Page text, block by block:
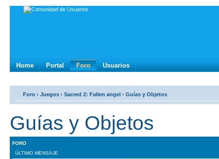
Home Portal Foro Usuarios
Foro ‹ Juegos ‹ Sacred 2: Fallen angel ‹ Guías y Objetos
Guías y Objetos
FORO
ÚLTIMO MENSAJE